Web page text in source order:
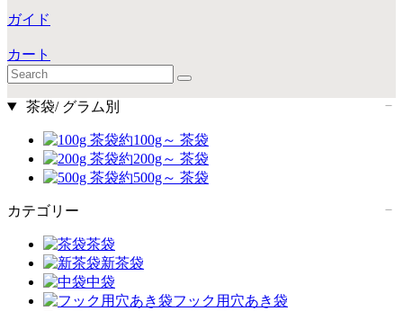
ガイド
カート
茶袋/ グラム別
約100g～ 茶袋
約200g～ 茶袋
約500g～ 茶袋
カテゴリー
茶袋
新茶袋
中袋
フック用穴あき袋